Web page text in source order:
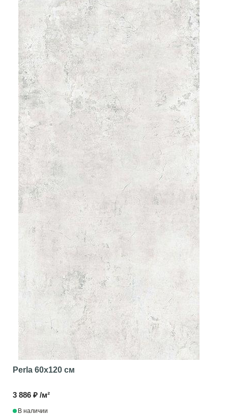
Perla 60x120 см
3 886 ₽ /м²
В наличии